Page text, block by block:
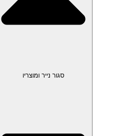
סגור נייר ומוצריו